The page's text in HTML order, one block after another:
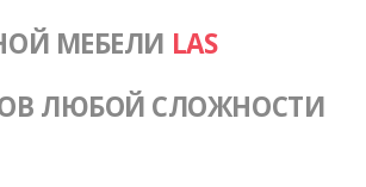
МЕБЕЛИ LAS
ЛЮБОЙ СЛОЖНОСТИ